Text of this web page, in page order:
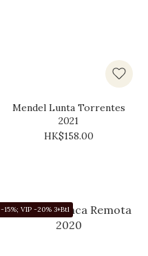
Mendel Lunta Torrentes
2021
HK$158.00
-15%; VIP -20% 3+Btl